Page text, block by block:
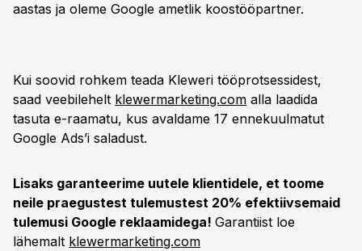
aastas ja oleme Google ametlik koostööpartner.
Kui soovid rohkem teada Kleweri tööprotsessidest,
saad veebilehelt klewermarketing.com alla laadida
tasuta e-raamatu, kus avaldame 17 ennekuulmatut
Google Ads’i saladust.
Lisaks garanteerime uutele klientidele, et toome
neile praegustest tulemustest 20% efektiivsemaid
tulemusi Google reklaamidega! Garantiist loe
lähemalt klewermarketing.com